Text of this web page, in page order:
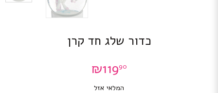
כדור שלג חד קרן
₪11990
המלאי אזל